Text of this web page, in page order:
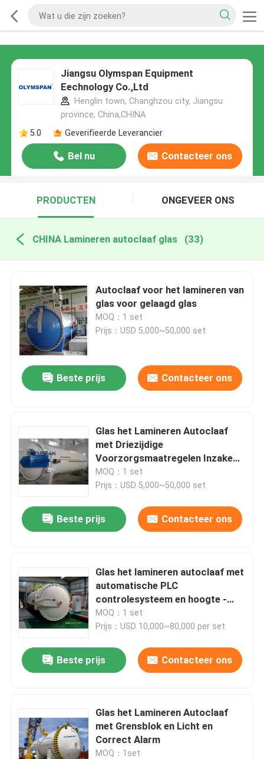
Jiangsu Olymspan Equipment
Eechnology Co.,Ltd
Henglin town, Changhzou city, Jiangsu
province, China,CHINA
5.0
Geverifieerde Leverancier
Bel nu Contacteer ons
PRODUCTEN ONGEVEER ONS
CHINA Lamineren autoclaaf glas (33)
Autoclaaf voor het lamineren van
glas voor gelaagd glas
MOQ：1 set
Prijs：USD 5,000~50,000 set
Beste prijs Contacteer ons
Glas het Lamineren Autoclaaf
met Driezijdige
Voorzorgsmaatregelen Inzake
veiligheid
MOQ：1 set
Prijs：USD 5,000~50,000 set
Beste prijs Contacteer ons
Glas het lamineren autoclaaf met
automatische PLC
controlesysteem en hoogte -
kwaliteit
MOQ：1 set
Prijs：USD 10,000~80,000 per set
Beste prijs Contacteer ons
Glas het Lamineren Autoclaaf
met Grensblok en Licht en
Correct Alarm
MOQ：1set